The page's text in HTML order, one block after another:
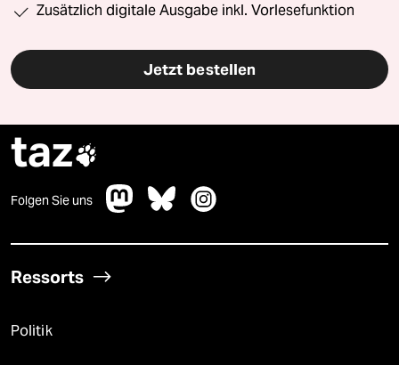
Zusätzlich digitale Ausgabe inkl. Vorlesefunktion
Jetzt bestellen
taz
Folgen Sie uns
Ressorts
Politik